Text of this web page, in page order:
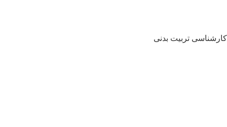
تربیت بدنی